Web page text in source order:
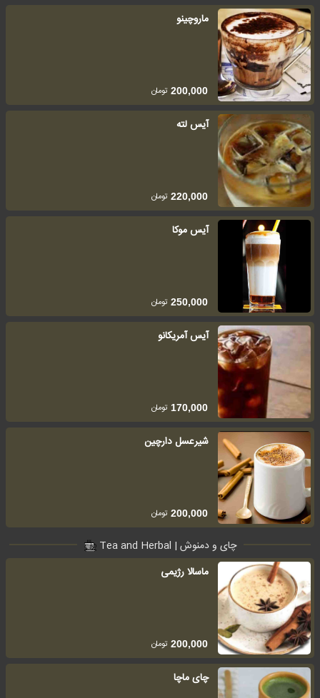
ماروچینو
200,000 تومان
آیس لته
220,000 تومان
آیس موکا
250,000 تومان
آیس آمریکانو
170,000 تومان
شیرعسل دارچین
200,000 تومان
چای و دمنوش | Tea and Herbal
ماسالا رژیمی
200,000 تومان
چای ماچا